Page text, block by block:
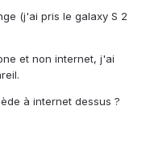
(j'ai pris le galaxy S 2
et non internet, j'ai
à internet dessus ?